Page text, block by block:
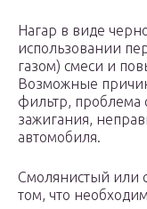
Нагар в виде
использовании
газом) смеси и
Возможные
фильтр, проблема
зажигания,
автомобиля.
Смолянистый или
том, что